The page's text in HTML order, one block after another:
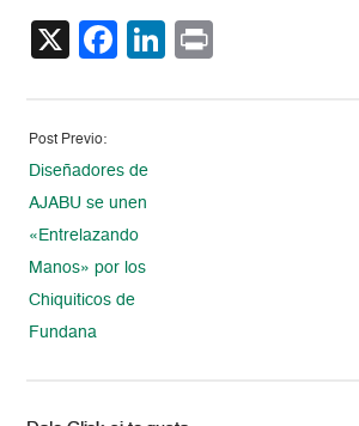
X Facebook
LinkedIn
Post Previo:
Diseñadores de
AJABU se unen
«Entrelazando
Manos» por los
Chiquiticos de
Fundana